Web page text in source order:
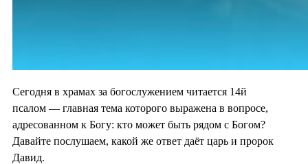
Сегодня в храмах за богослужением читается 14й
псалом — главная тема которого выражена в вопросе,
адресованном к Богу: кто может быть рядом с Богом?
Давайте послушаем, какой же ответ даёт царь и пророк
Давид.